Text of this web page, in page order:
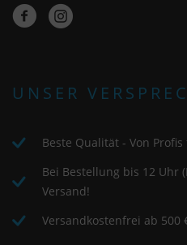
UNSER
Beste Qualität - Von
Bei Bestellung bis 12 Uhr
Versand!
Versandkostenfrei ab 500